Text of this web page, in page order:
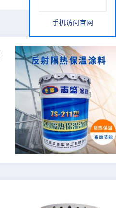
手机访问官网